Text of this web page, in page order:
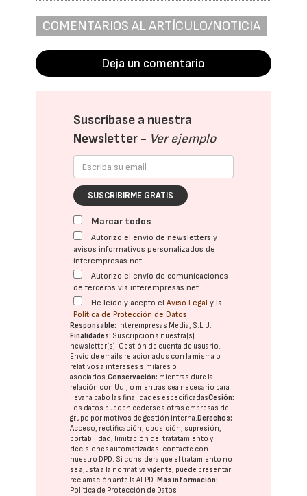
COMENTARIOS AL ARTÍCULO/NOTICIA
Deja un comentario
Suscríbase a nuestra
Newsletter - Ver ejemplo
SUSCRIBIRME GRATIS
Marcar todos
Autorizo el envío de newsletters y
avisos informativos personalizados de
interempresas.net
Autorizo el envío de comunicaciones
de terceros vía interempresas.net
He leído y acepto elAviso Legal y la
Política de Protección de Datos
Responsable: Interempresas Media, S.L.U.
Finalidades: Suscripción a nuestra(s)
newsletter(s). Gestión de cuenta de usuario.
Envío de emails relacionados con la misma o
relativos a intereses similares o
asociados.Conservación: mientras dure la
relación con Ud., o mientras sea necesario para
llevar a cabo las finalidades especificadasCesión:
Los datos pueden cederse a otras empresas del
grupo por motivos de gestión interna. Derechos:
Acceso, rectificación, oposición, supresión,
portabilidad, limitación del tratatamiento y
decisiones automatizadas: contacte con
nuestro DPD. Si considera que el tratamiento no
se ajusta a la normativa vigente, puede presentar
reclamación ante laAEPD. Más información:
Política de Protección de Datos